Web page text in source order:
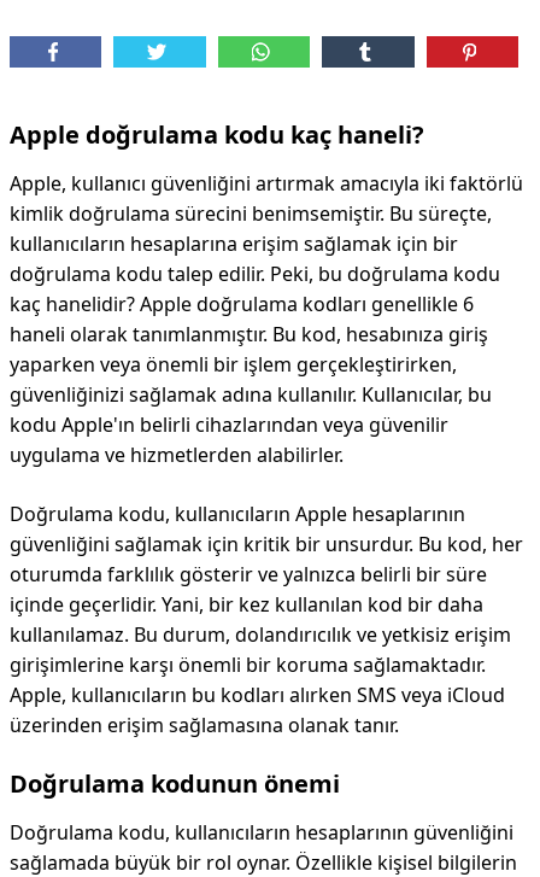
Apple doğrulama kodu kaç haneli?
Apple, kullanıcı güvenliğini artırmak amacıyla iki faktörlü
kimlik doğrulama sürecini benimsemiştir. Bu süreçte,
kullanıcıların hesaplarına erişim sağlamak için bir
doğrulama kodu talep edilir. Peki, bu doğrulama kodu
kaç hanelidir? Apple doğrulama kodları genellikle 6
haneli olarak tanımlanmıştır. Bu kod, hesabınıza giriş
yaparken veya önemli bir işlem gerçekleştirirken,
güvenliğinizi sağlamak adına kullanılır. Kullanıcılar, bu
kodu Apple'ın belirli cihazlarından veya güvenilir
uygulama ve hizmetlerden alabilirler.
Doğrulama kodu, kullanıcıların Apple hesaplarının
güvenliğini sağlamak için kritik bir unsurdur. Bu kod, her
oturumda farklılık gösterir ve yalnızca belirli bir süre
içinde geçerlidir. Yani, bir kez kullanılan kod bir daha
kullanılamaz. Bu durum, dolandırıcılık ve yetkisiz erişim
girişimlerine karşı önemli bir koruma sağlamaktadır.
Apple, kullanıcıların bu kodları alırken SMS veya iCloud
üzerinden erişim sağlamasına olanak tanır.
Doğrulama kodunun önemi
Doğrulama kodu, kullanıcıların hesaplarının güvenliğini
sağlamada büyük bir rol oynar. Özellikle kişisel bilgilerin